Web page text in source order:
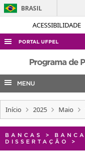
ACESSIBILIDADE
BRASIL
PORTAL UFPEL
ACESSO À INFORMAÇÃO
AUDITORIA
COBALTO
CONCURSOS
EDITAIS
INTERNACIONAL
Programa de
MENU
Início 2025 Maio
BANCAS >
DISSERTAÇÃO
>